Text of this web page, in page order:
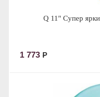
Q 11" Супер
1 773 Р